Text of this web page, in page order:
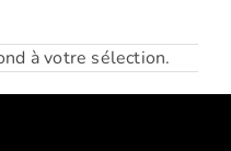
à votre sélection.